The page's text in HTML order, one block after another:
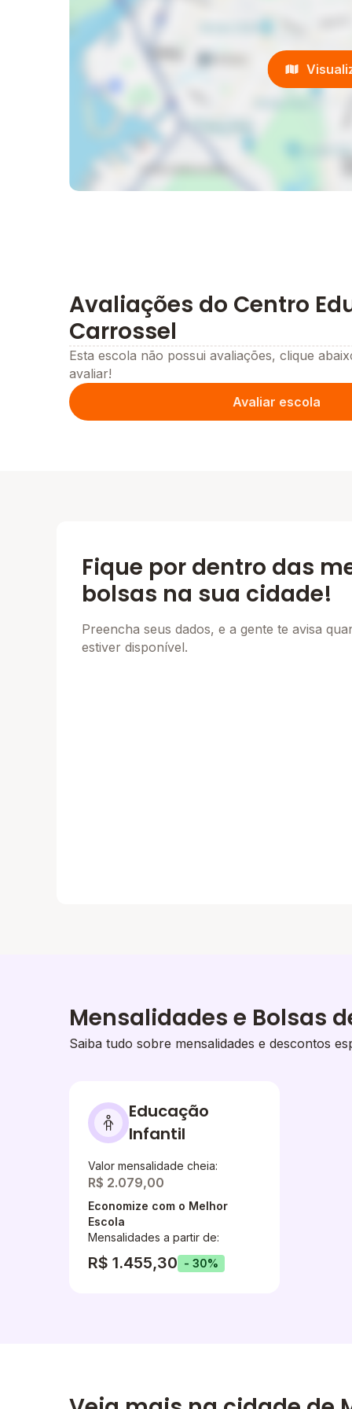
- BALLET
- JUDÔ
A escola e família são essenciais no
parceiras nesse processo para que os
uma estrutura de qualidade para durar ao
Desejamos fazer parte dessa história.
“Como podemos, com nossas mentes
você seguir a criança… pode descobrir algo
Avaliações do Centro
Carrossel
Esta escola não possui avaliações, clique
avaliar!
Avaliar escola
Fique por dentro das
bolsas na sua cidade!
Preencha seus dados, e a gente te avisa
estiver disponível.
Mensalidades e Bolsas
Saiba tudo sobre mensalidades e descontos
Educação
Infantil
Valor mensalidade cheia:
R$ 2.079,00
Economize com o Melhor
Escola
Mensalidades a partir de:
R$ 1.455,30 - 30%